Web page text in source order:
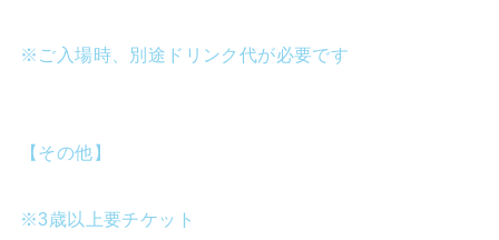
※ご入場時、別途ドリンク代が必要です
【その他】
※3歳以上要チケット